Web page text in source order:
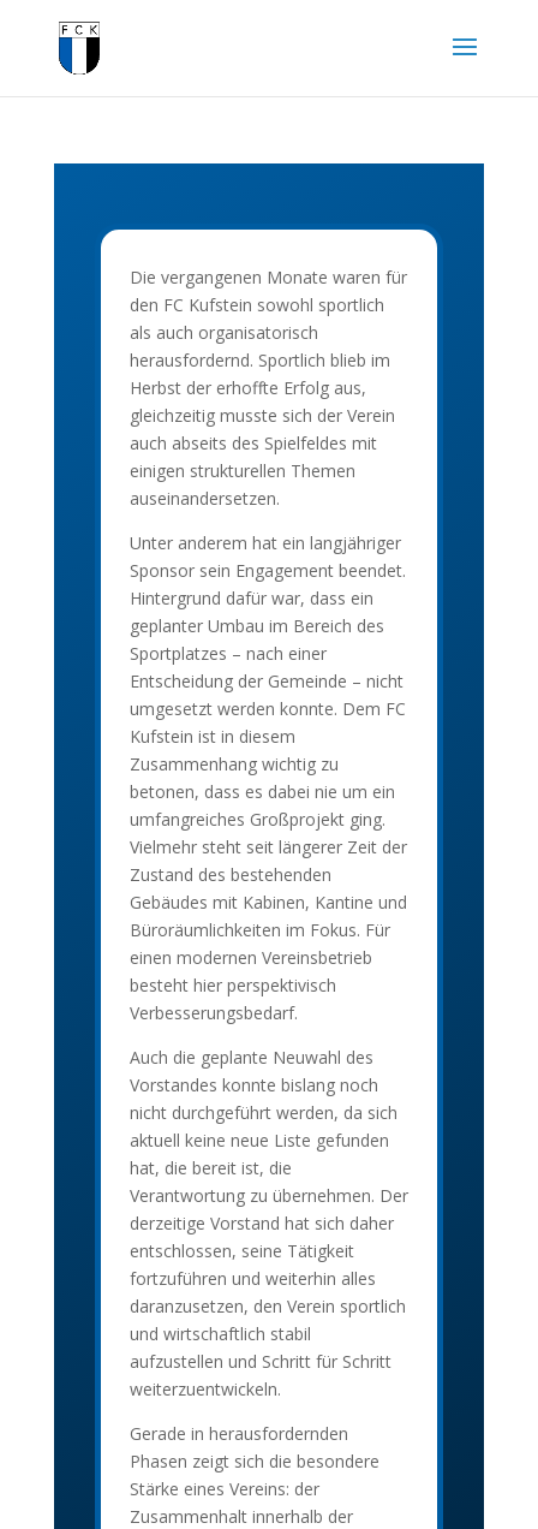
Die vergangenen Monate waren für
den FC Kufstein sowohl sportlich
als auch organisatorisch
herausfordernd. Sportlich blieb im
Herbst der erhoffte Erfolg aus,
gleichzeitig musste sich der Verein
auch abseits des Spielfeldes mit
einigen strukturellen Themen
auseinandersetzen.
Unter anderem hat ein langjähriger
Sponsor sein Engagement beendet.
Hintergrund dafür war, dass ein
geplanter Umbau im Bereich des
Sportplatzes – nach einer
Entscheidung der Gemeinde – nicht
umgesetzt werden konnte. Dem FC
Kufstein ist in diesem
Zusammenhang wichtig zu
betonen, dass es dabei nie um ein
umfangreiches Großprojekt ging.
Vielmehr steht seit längerer Zeit der
Zustand des bestehenden
Gebäudes mit Kabinen, Kantine und
Büroräumlichkeiten im Fokus. Für
einen modernen Vereinsbetrieb
besteht hier perspektivisch
Verbesserungsbedarf.
Auch die geplante Neuwahl des
Vorstandes konnte bislang noch
nicht durchgeführt werden, da sich
aktuell keine neue Liste gefunden
hat, die bereit ist, die
Verantwortung zu übernehmen. Der
derzeitige Vorstand hat sich daher
entschlossen, seine Tätigkeit
fortzuführen und weiterhin alles
daranzusetzen, den Verein sportlich
und wirtschaftlich stabil
aufzustellen und Schritt für Schritt
weiterzuentwickeln.
Gerade in herausfordernden
Phasen zeigt sich die besondere
Stärke eines Vereins: der
Zusammenhalt innerhalb der